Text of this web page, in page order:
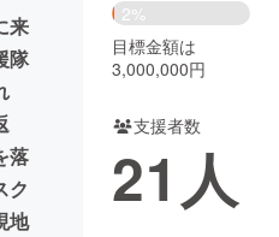
チャレンジ
化
CAMPFIRE Creation
machi-ya コミュニティ
来
隊
落
ク
地
2%
目標金額は
3,000,000円
支援者数
21 人